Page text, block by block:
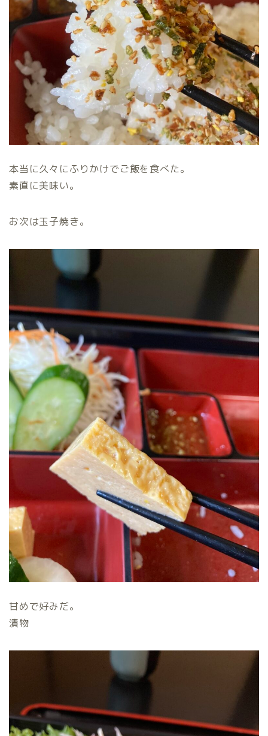
本当に久々にふりかけでご飯を食べた。
素直に美味い。
お次は玉子焼き。
甘めで好みだ。
漬物